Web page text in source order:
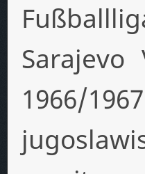
1966/